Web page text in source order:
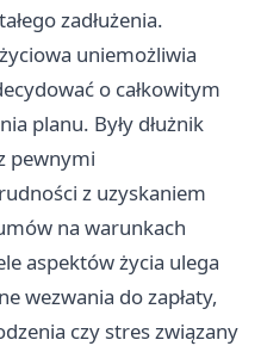
zadłużenia.
uniemożliwia
o całkowitym
planu. Były dłużnik
pewnymi
z uzyskaniem
na warunkach
aspektów życia ulega
wezwania do zapłaty,
czy stres związany